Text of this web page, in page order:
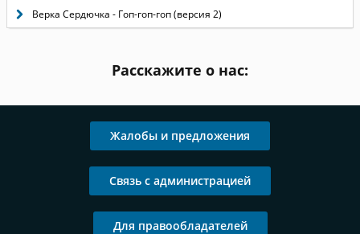
Верка Сердючка - Гоп-гоп-гоп (версия 2)
Расскажите о нас:
Жалобы и предложения
Связь с администрацией
Для правообладателей